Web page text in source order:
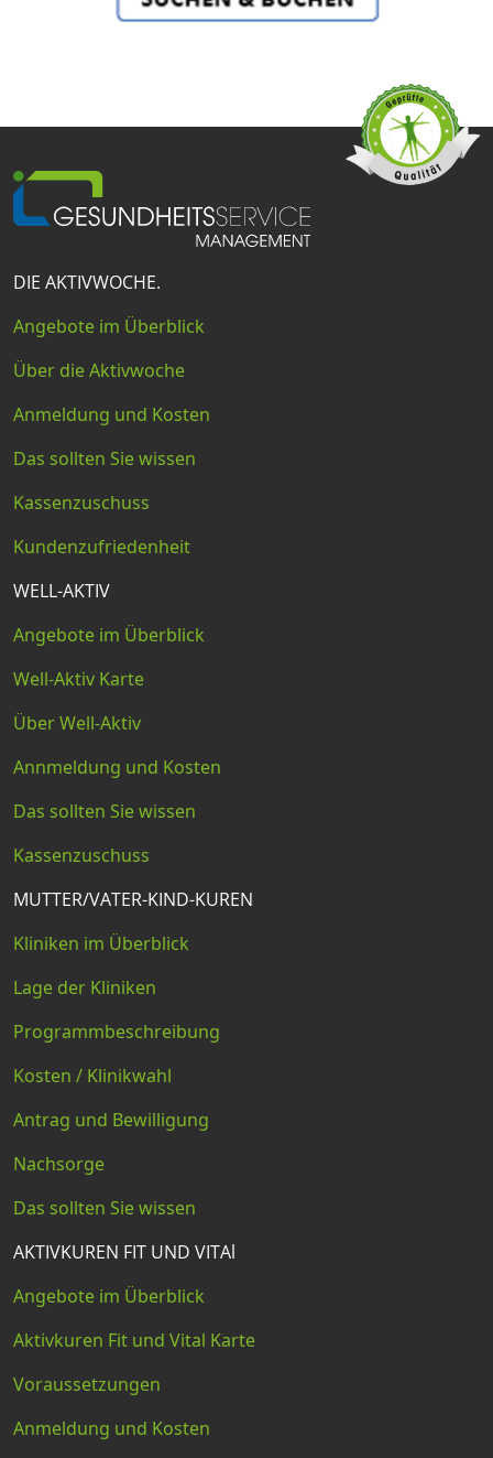
DIE AKTIVWOCHE.
Angebote im Überblick
Über die Aktivwoche
Anmeldung und Kosten
Das sollten Sie wissen
Kassenzuschuss
Kundenzufriedenheit
WELL-AKTIV
Angebote im Überblick
Well-Aktiv Karte
Über Well-Aktiv
Annmeldung und Kosten
Das sollten Sie wissen
Kassenzuschuss
MUTTER/VATER-KIND-KUREN
Kliniken im Überblick
Lage der Kliniken
Programmbeschreibung
Kosten / Klinikwahl
Antrag und Bewilligung
Nachsorge
Das sollten Sie wissen
AKTIVKUREN FIT UND VITAl
Angebote im Überblick
Aktivkuren Fit und Vital Karte
Voraussetzungen
Anmeldung und Kosten